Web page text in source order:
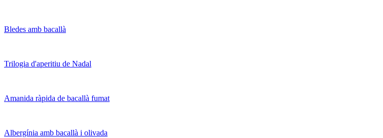
Bledes amb bacallà
Trilogia d'aperitiu de Nadal
Amanida ràpida de bacallà fumat
Albergínia amb bacallà i olivada